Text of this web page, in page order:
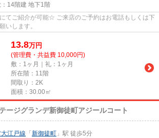
：14階建 地下1階
てご紹介が可能☆ ご来店のご予約はお電話もしくは下
いします。
13.8万円
(管理費・共益費 10,000円)
敷：1ヶ月｜礼：1ヶ月
所在階：11階
間取り：2K
面積：30.00㎡
ージグランデ新御徒町アジールコート
江戸線 「 新御徒町 」駅 徒歩5分